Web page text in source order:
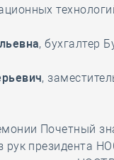
, бухгалтер
,
Почетный
рук президента